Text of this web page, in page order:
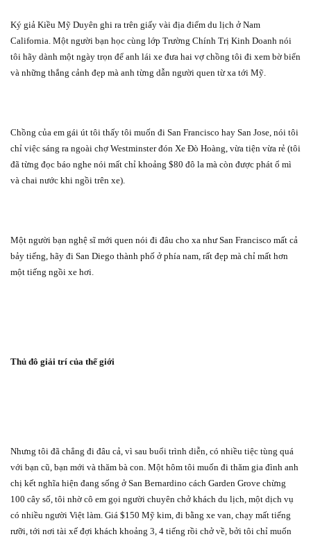
Ký giả Kiều Mỹ Duyên ghi ra trên giấy vài địa điểm du lịch ở Nam
California. Một người bạn học cùng lớp Trường Chính Trị Kinh Doanh nói
tôi hãy dành một ngày trọn để anh lái xe đưa hai vợ chồng tôi đi xem bờ biển
và những thắng cảnh đẹp mà anh từng dẫn người quen từ xa tới Mỹ.
Chồng của em gái út tôi thấy tôi muốn đi San Francisco hay San Jose, nói tôi
chỉ việc sáng ra ngoài chợ Westminster đón Xe Đò Hoàng, vừa tiện vừa rẻ (tôi
đã từng đọc báo nghe nói mất chỉ khoảng $80 đô la mà còn được phát ổ mì
và chai nước khi ngồi trên xe).
Một người bạn nghệ sĩ mới quen nói đi đâu cho xa như San Francisco mất cả
bảy tiếng, hãy đi San Diego thành phố ở phía nam, rất đẹp mà chỉ mất hơn
một tiếng ngồi xe hơi.
Thủ đô giải trí của thế giới
Nhưng tôi đã chẳng đi đâu cả, vì sau buổi trình diễn, có nhiều tiệc tùng quá
với bạn cũ, bạn mới và thăm bà con. Một hôm tôi muốn đi thăm gia đình anh
chị kết nghĩa hiện đang sống ở San Bernardino cách Garden Grove chừng
100 cây số, tôi nhờ cô em gọi người chuyên chở khách du lịch, một dịch vụ
có nhiều người Việt làm. Giá $150 Mỹ kim, đi bằng xe van, chạy mất tiếng
rưỡi, tới nơi tài xế đợi khách khoảng 3, 4 tiếng rồi chở về, bởi tôi chỉ muốn